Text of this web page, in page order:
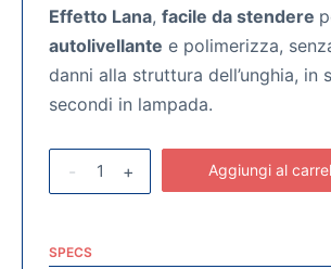
Effetto Lana, facile da stendere
autolivellante e polimerizza,
danni alla struttura dell’unghia, in
secondi in lampada.
- + Aggiungi al
SPECS